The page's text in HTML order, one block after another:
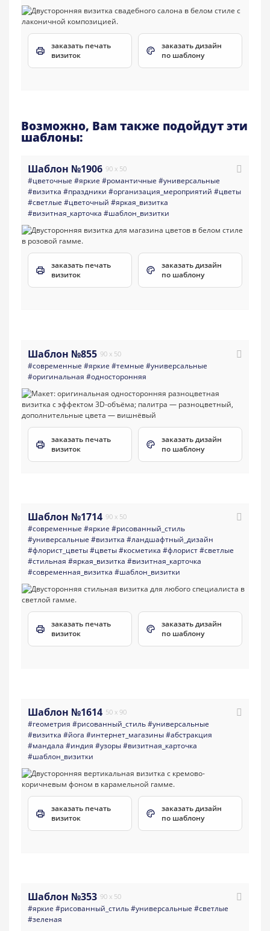
заказать печать
визиток
заказать дизайн
по шаблону
Возможно, Вам также подойдут эти
шаблоны:
Шаблон №1906 90 x 50
#цветочные #яркие #романтичные #универсальные
#визитка #праздники #организация_мероприятий #цветы
#светлые #цветочный #яркая_визитка
#визитная_карточка #шаблон_визитки
заказать печать
визиток
заказать дизайн
по шаблону
Шаблон №855 90 x 50
#современные #яркие #темные #универсальные
#оригинальная #односторонняя
заказать печать
визиток
заказать дизайн
по шаблону
Шаблон №1714 90 x 50
#современные #яркие #рисованный_стиль
#универсальные #визитка #ландшафтный_дизайн
#флорист_цветы#цветы#косметика #флорист#светлые
#стильная #яркая_визитка #визитная_карточка
#современная_визитка #шаблон_визитки
заказать печать
визиток
заказать дизайн
по шаблону
Шаблон №1614 50 x 90
#геометрия #рисованный_стиль#универсальные
#визитка #йога #интернет_магазины#абстракция
#мандала #индия #узоры#визитная_карточка
#шаблон_визитки
заказать печать
визиток
заказать дизайн
по шаблону
Шаблон №353 90 x 50
#яркие #рисованный_стиль#универсальные #светлые
#зеленая